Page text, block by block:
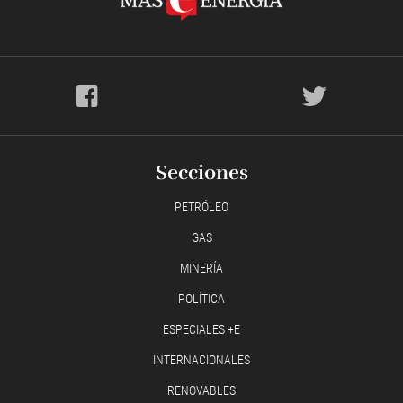
Secciones
PETRÓLEO
GAS
MINERÍA
POLÍTICA
ESPECIALES +E
INTERNACIONALES
RENOVABLES